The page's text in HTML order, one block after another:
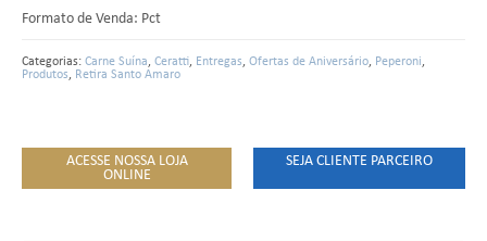
Formato de Venda: Pct
Categorias:Carne Suína, Ceratti, Entregas, Ofertas de Aniversário, Peperoni,
Produtos, Retira Santo Amaro
ACESSE NOSSA LOJA
ONLINE
SEJA CLIENTE PARCEIRO